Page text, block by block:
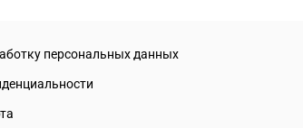
персональных данных